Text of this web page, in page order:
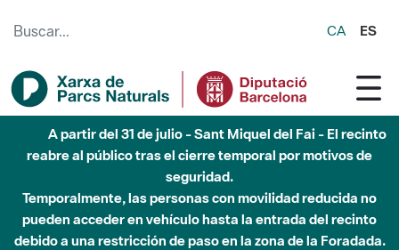
CA ES
A partir del 31 de julio - Sant Miquel del Fai - El recinto
reabre al público tras el cierre temporal por motivos de
seguridad.
Temporalmente, las personas con movilidad reducida no
pueden acceder en vehículo hasta la entrada del recinto
debido a una restricción de paso en la zona de la Foradada.